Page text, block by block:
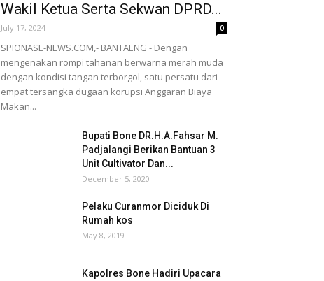
Wakil Ketua Serta Sekwan DPRD...
July 17, 2024 0
SPIONASE-NEWS.COM,- BANTAENG - Dengan
mengenakan rompi tahanan berwarna merah muda
dengan kondisi tangan terborgol, satu persatu dari
empat tersangka dugaan korupsi Anggaran Biaya
Makan...
Bupati Bone DR.H.A.Fahsar M.
Padjalangi Berikan Bantuan 3
Unit Cultivator Dan...
December 5, 2020
Pelaku Curanmor Diciduk Di
Rumah kos
May 8, 2019
Kapolres Bone Hadiri Upacara